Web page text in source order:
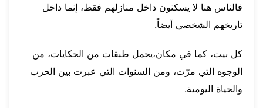
فالناس هنا لا يسكنون داخل منازلهم فقط، إنما داخل
تاريخهم الشخصي أيضاً.
كل بيت، كما في مكان،يحمل طبقات من الحكايات، من
الوجوه التي مرّت، ومن السنوات التي عبرت بين الحرب
والحياة اليومية.